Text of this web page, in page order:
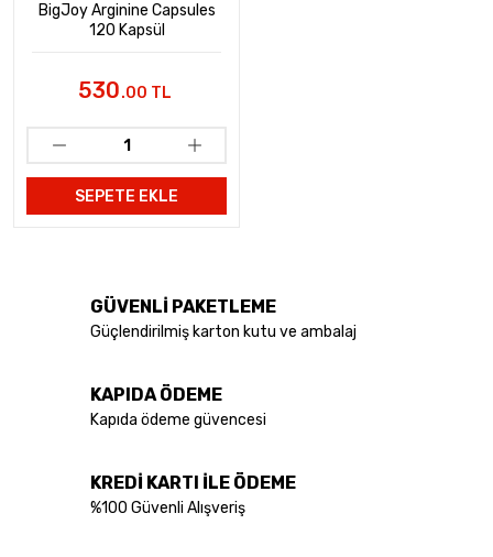
BigJoy Arginine Capsules
120 Kapsül
530.00 TL
SEPETE EKLE
GÜVENLİ PAKETLEME
Güçlendirilmiş karton kutu ve ambalaj
KAPIDA ÖDEME
Kapıda ödeme güvencesi
KREDİ KARTI İLE ÖDEME
%100 Güvenli Alışveriş